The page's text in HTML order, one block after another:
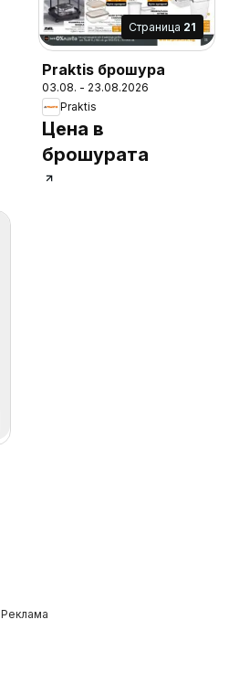
Cтраница 21
Praktis брошура
03.08. - 23.08.2026
Praktis
Цена в
брошурата
Реклама